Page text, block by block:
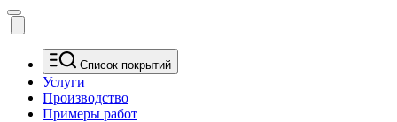
Список покрытий
Услуги
Производство
Примеры работ